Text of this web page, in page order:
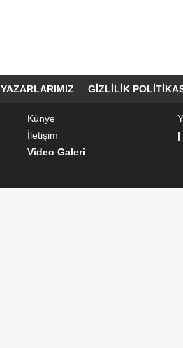
YAZARLARIMIZ GIZLILIK
Künye
İletişim
|
Video Galeri